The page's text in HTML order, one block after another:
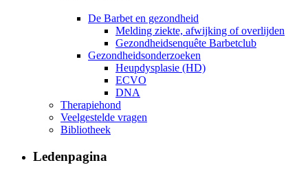
De Barbet en gezondheid
Melding ziekte, afwijking of overlijden
Gezondheidsenquête Barbetclub
Gezondheidsonderzoeken
Heupdysplasie (HD)
ECVO
DNA
Therapiehond
Veelgestelde vragen
Bibliotheek
Ledenpagina